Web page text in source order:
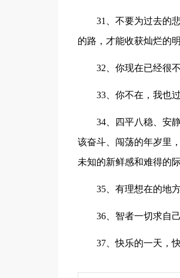
31、不要为过去的
的路，才能收获灿烂的明
32、你现在已经很
33、你不在，我也
34、四平八稳、安
该奋斗、闯荡的年岁里
未知的新鲜感和难得的
35、有理想在的地
36、智者一切求自
37、快乐的一天，